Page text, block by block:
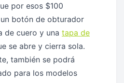
por esos $100
botón de obturador
de cuero y una tapa de
se abre y cierra sola.
también se podrá
para los modelos